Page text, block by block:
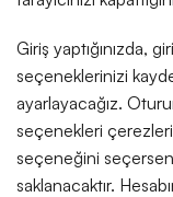
Giriş yaptığınızda,
seçeneklerinizi
ayarlayacağız.
seçenekleri çerezleri
seçeneğini
saklanacaktır.